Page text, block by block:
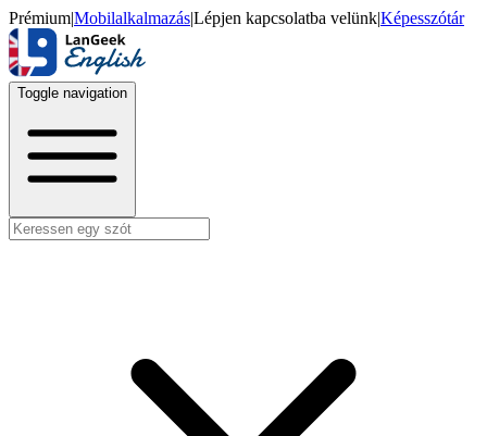
Prémium|Mobilalkalmazás|Lépjen kapcsolatba velünk|Képesszótár
Toggle navigation